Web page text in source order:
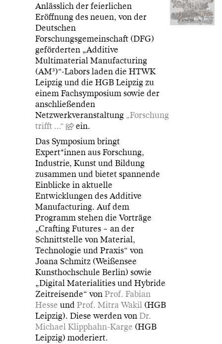
Anlässlich der feierlichen
Eröffnung des neuen, von der
Deutschen
Forschungsgemeinschaft (DFG)
geförderten „Additive
Multimaterial Manufacturing
(AM³)“-Labors laden die HTWK
Leipzig und die HGB Leipzig zu
einem Fachsymposium sowie der
anschließenden
Netzwerkveranstaltung „Forschung
trifft …“
ein.
Das Symposium bringt
Expert*innen aus Forschung,
Industrie, Kunst und Bildung
zusammen und bietet spannende
Einblicke in aktuelle
Entwicklungen des Additive
Manufacturing. Auf dem
Programm stehen die Vorträge
„Crafting Futures – an der
Schnittstelle von Material,
Technologie und Praxis“ von
Joana Schmitz (Weißensee
Kunsthochschule Berlin) sowie
„Digital Materialities und Hybride
Zeitreisende“ vonProf. Fabian
Hesse undProf. Mitra Wakil (HGB
Leipzig). Diese werden vonDr.
Michael Klipphahn-Karge (HGB
Leipzig) moderiert.
Grafik: Janine Sauter